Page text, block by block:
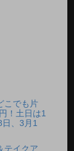
こでも片
！土日は1
、3月1
テイクア